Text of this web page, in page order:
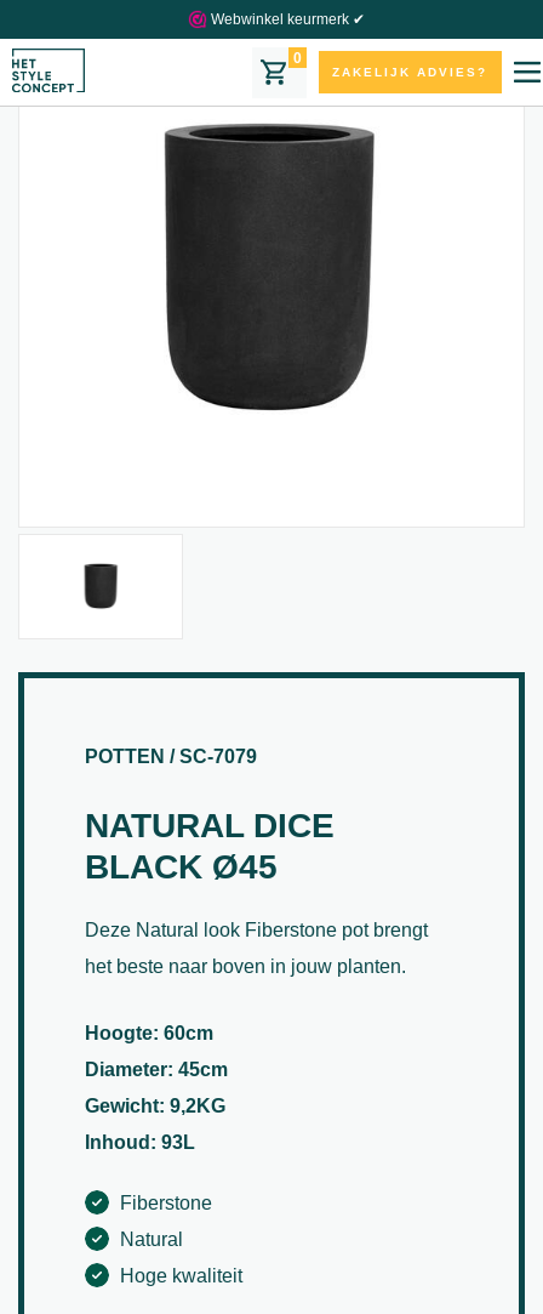
Webwinkel keurmerk ✔
0
ZAKELIJK ADVIES?
POTTEN / SC-7079
NATURAL DICE
BLACK Ø45
Deze Natural look Fiberstone pot brengt
het beste naar boven in jouw planten.
Hoogte: 60cm
Diameter: 45cm
Gewicht: 9,2KG
Inhoud: 93L
Fiberstone
Natural
Hoge kwaliteit